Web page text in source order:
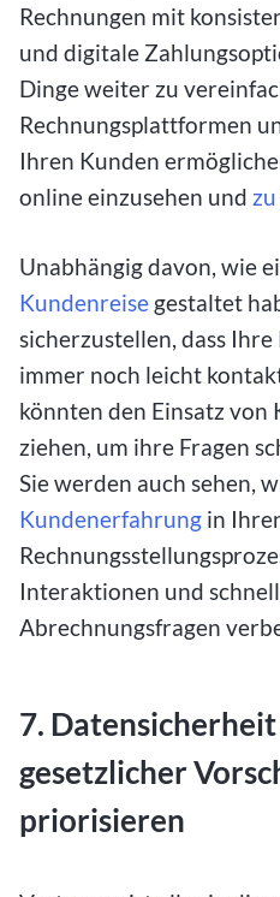
Rechnungen mit
und digitale
Dinge weiter zu
Rechnungsplattformen
Ihren Kunden
online einzusehen und
Unabhängig davon, wie
Kundenreise gestaltet
sicherzustellen, dass
immer noch leicht
könnten den Einsatz
ziehen, um ihre Fragen
Sie werden auch sehen,
Kundenerfahrung in
Interaktionen und
Abrechnungsfragen
7.
gesetzlicher
priorisieren